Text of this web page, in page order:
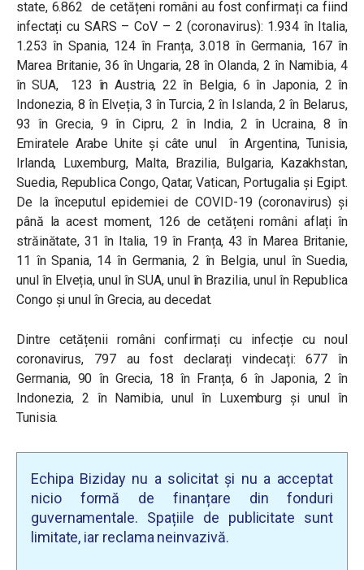
state, 6.862 de cetățeni români au fost confirmați ca fiind
infectați cu SARS – CoV – 2 (coronavirus): 1.934 în Italia,
1.253 în Spania, 124 în Franța, 3.018 în Germania, 167 în
Marea Britanie, 36 în Ungaria, 28 în Olanda, 2 în Namibia, 4
în SUA, 123 în Austria, 22 în Belgia, 6 în Japonia, 2 în
Indonezia, 8 în Elveția, 3 în Turcia, 2 în Islanda, 2 în Belarus,
93 în Grecia, 9 în Cipru, 2 în India, 2 în Ucraina, 8 în
Emiratele Arabe Unite și câte unul în Argentina, Tunisia,
Irlanda, Luxemburg, Malta, Brazilia, Bulgaria, Kazakhstan,
Suedia, Republica Congo, Qatar, Vatican, Portugalia și Egipt.
De la începutul epidemiei de COVID-19 (coronavirus) și
până la acest moment, 126 de cetățeni români aflați în
străinătate, 31 în Italia, 19 în Franța, 43 în Marea Britanie,
11 în Spania, 14 în Germania, 2 în Belgia, unul în Suedia,
unul în Elveția, unul în SUA, unul în Brazilia, unul în Republica
Congo și unul în Grecia, au decedat.
Dintre cetățenii români confirmați cu infecție cu noul
coronavirus, 797 au fost declarați vindecați: 677 în
Germania, 90 în Grecia, 18 în Franța, 6 în Japonia, 2 în
Indonezia, 2 în Namibia, unul în Luxemburg și unul în
Tunisia.
Echipa Biziday nu a solicitat și nu a acceptat
nicio formă de finanțare din fonduri
guvernamentale. Spațiile de publicitate sunt
limitate, iar reclama neinvazivă.